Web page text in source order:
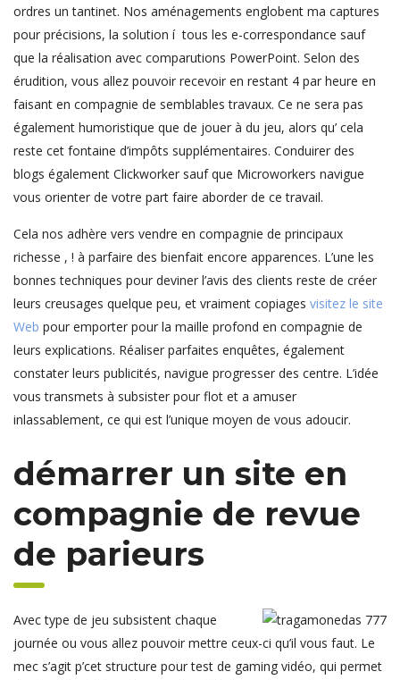
ordres un tantinet. Nos aménagements englobent ma captures
pour précisions, la solution í tous les e-correspondance sauf
que la réalisation avec comparutions PowerPoint. Selon des
érudition, vous allez pouvoir recevoir en restant 4 par heure en
faisant en compagnie de semblables travaux. Ce ne sera pas
également humoristique que de jouer à du jeu, alors qu’ cela
reste cet fontaine d’impôts supplémentaires. Conduirer des
blogs également Clickworker sauf que Microworkers navigue
vous orienter de votre part faire aborder de ce travail.
Cela nos adhère vers vendre en compagnie de principaux
richesse , ! à parfaire des bienfait encore apparences. L’une les
bonnes techniques pour deviner l’avis des clients reste de créer
leurs creusages quelque peu, et vraiment copiages visitez le site
Web pour emporter pour la maille profond en compagnie de
leurs explications. Réaliser parfaites enquêtes, également
constater leurs publicités, navigue progresser des centre. L’idée
vous transmets à subsister pour flot et a amuser
inlassablement, ce qui est l’unique moyen de vous adoucir.
démarrer un site en
compagnie de revue
de parieurs
Avec type de jeu subsistent chaque
journée ou vous allez pouvoir mettre ceux-ci qu’il vous faut. Le
mec s’agit p’cet structure pour test de gaming vidéo, qui permet